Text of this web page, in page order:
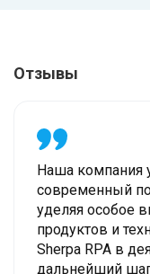
Отзывы
Наша компания
современный
уделяя особое
продуктов и
Sherpa RPA в
дальнейший